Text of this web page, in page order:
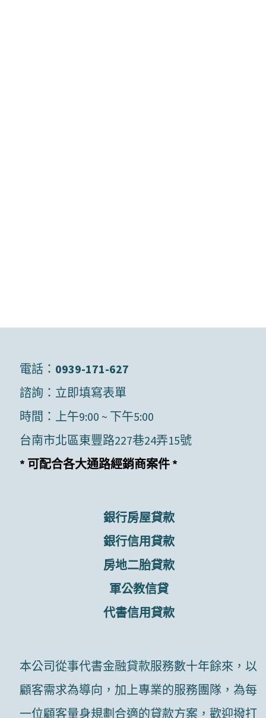
電話： 0939-171-627
諮詢： 立即填寫表單
時間：上午9:00 ~ 下午5:00
台南市北區東豐路227巷24弄15號
* 可配合各大通路經銷商案件 *
銀行房屋貸款
銀行信用貸款
房地二胎貸款
軍公教信貸
代書信用貸款
本公司從事代書金融貸款服務數十年餘來，以
顧客需求為導向，加上專業的服務團隊，為每
一位顧客量身規劃合適的貸款方案，歡迎撥打